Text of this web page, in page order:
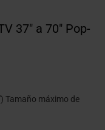
37" a 70" Pop-
Tamaño máximo de